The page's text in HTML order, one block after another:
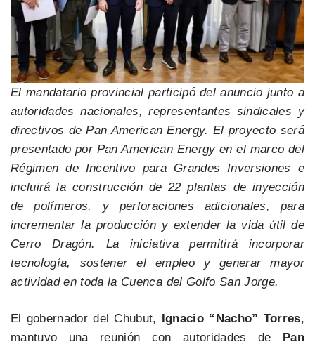
El mandatario provincial participó del anuncio junto a
autoridades nacionales, representantes sindicales y
directivos de Pan American Energy. El proyecto será
presentado por Pan American Energy en el marco del
Régimen de Incentivo para Grandes Inversiones e
incluirá la construcción de 22 plantas de inyección
de polímeros, y perforaciones adicionales, para
incrementar la producción y extender la vida útil de
Cerro Dragón. La iniciativa permitirá incorporar
tecnología, sostener el empleo y generar mayor
actividad en toda la Cuenca del Golfo San Jorge.
El gobernador del Chubut, Ignacio “Nacho” Torres,
mantuvo una reunión con autoridades de Pan